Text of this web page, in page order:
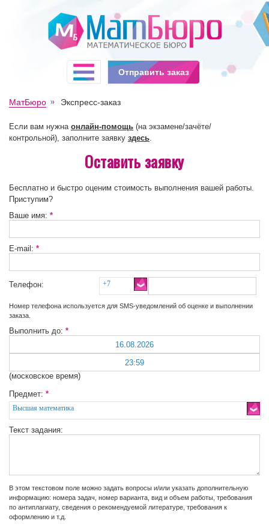
МатБюро Экспресс-заказ
Если вам нужна онлайн-помощь (на экзамене/зачёте/
контрольной), заполните заявку здесь.
Оставить заявку
Бесплатно и быстро оценим стоимость выполнения вашей работы.
Приступим?
Ваше имя: *
E-mail: *
Телефон: +7
Номер телефона используется для SMS-уведомлений об оценке и выполнении
заказа.
Выполнить до: *
(московское время)
Предмет: *
Высшая математика
Текст задания:
В этом текстовом поле можно задать вопросы и/или указать дополнительную
информацию: номера задач, номер варианта, вид и объем работы, требования
по антиплагиату, сведения о рекомендуемой литературе, требования к
оформлению и т.д.
Отправить заказ